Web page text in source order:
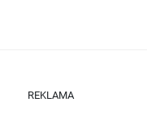
REKLAMA